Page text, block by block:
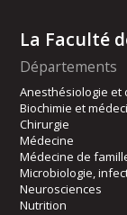
La Faculté
Départements
Anesthésiologie et
Biochimie et
Chirurgie
Médecine
Médecine de
Microbiologie,
Neurosciences
Nutrition